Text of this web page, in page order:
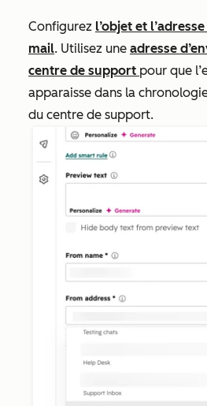
Configurez l’objet et
mail. Utilisez une adresse
centre de support pour que
apparaisse dans la
du centre de support.